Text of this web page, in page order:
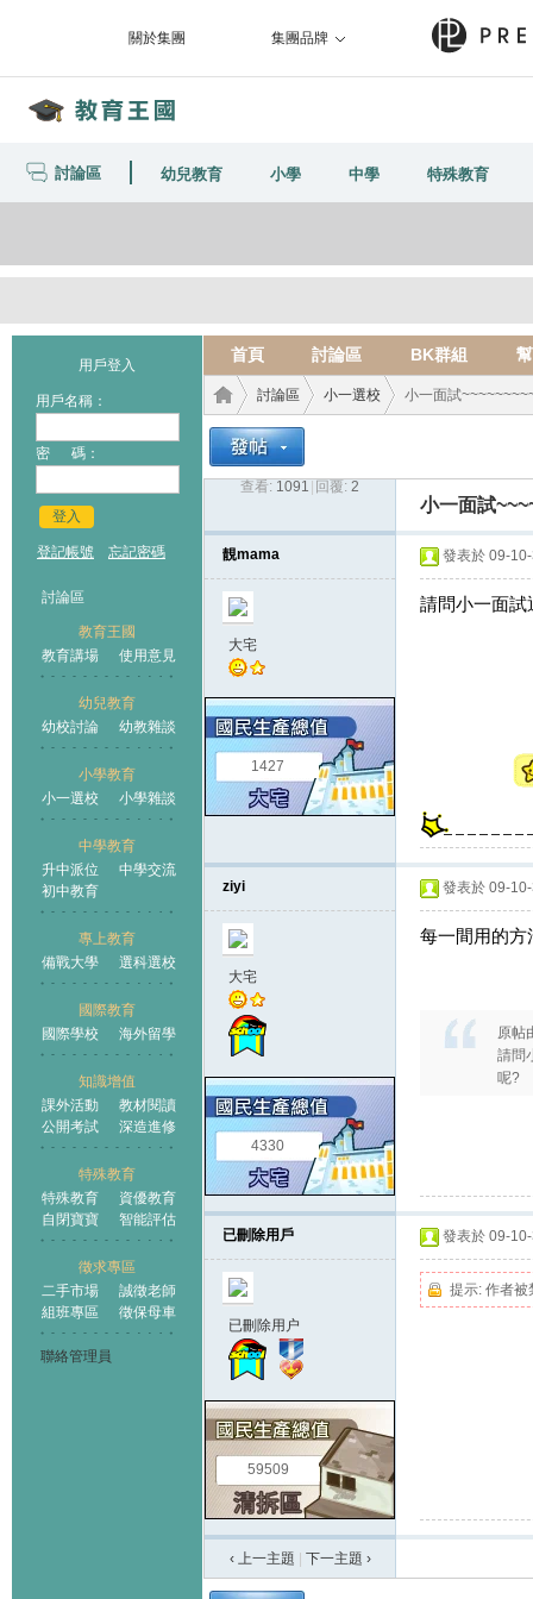
關於集團 集團品牌
討論區 幼兒教育 小學 中學 特殊教育
用戶登入
用戶名稱：
密 碼：
登入
登記帳號 忘記密碼
討論區
教育王國
教育講場
使用意見
幼兒教育
幼校討論
幼教雜談
小學教育
小一選校
小學雜談
中學教育
升中派位
中學交流
初中教育
專上教育
備戰大學
選科選校
國際教育
國際學校
海外留學
知識增值
課外活動
教材閱讀
公開考試
深造進修
特殊教育
特殊教育
資優教育
自閉寶寶
智能評估
徵求專區
二手市場
誠徵老師
組班專區
徵保母車
聯絡管理員
首頁 討論區 BK群組
王國
討論區
›
小一選校 小一面試
查看: 1091 回覆: 2
小一面試
靚mama
大宅
1427
發表於 09-
請問小一面試
ziyi
大宅
4330
發表於 09-
每一間用的方
原帖
請問
呢?
已刪除用戶
已刪除用户
59509
發表於 09-
提示: 作者被
‹ 上一主題 下一主題 ›